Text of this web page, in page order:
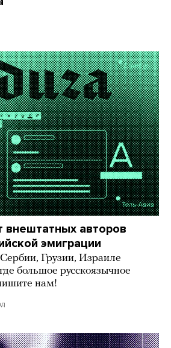
авторов
эмиграции
Грузии, Израиле
большое русскоязычное
нам!